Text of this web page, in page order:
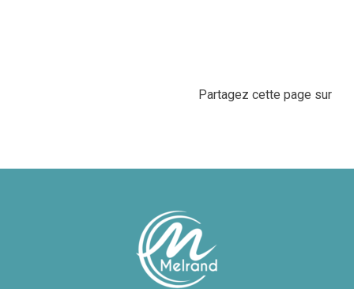
Partagez cette page sur